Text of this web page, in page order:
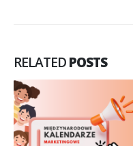
RELATEDPOSTS